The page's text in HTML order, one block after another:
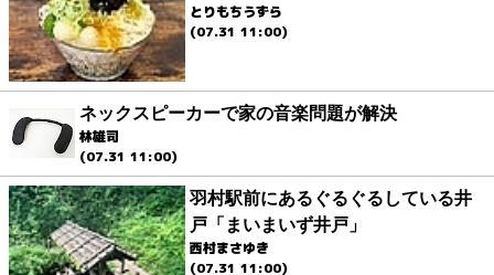
とりもちうずら
(07.31 11:00)
ネックスピーカーで家の音楽問題が解決
林雄司
(07.31 11:00)
羽村駅前にあるぐるぐるしている井
戸「まいまいず井戸」
西村まさゆき
(07.31 11:00)